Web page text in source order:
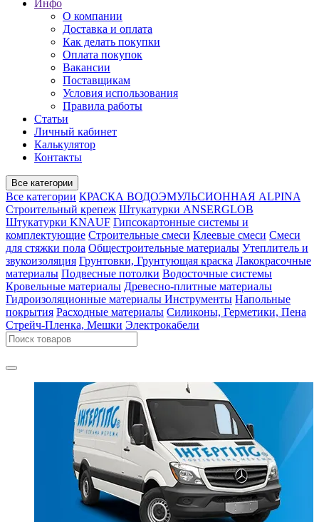
Инфо
О компании
Доставка и оплата
Как делать покупки
Оплата покупок
Вакансии
Поставщикам
Условия использования
Правила работы
Статьи
Личный кабинет
Калькулятор
Контакты
Все категории
Все категории КРАСКА ВОДОЭМУЛЬСИОННАЯ ALPINA
Строительный крепеж Штукатурки ANSERGLOB
Штукатурки KNAUF Гипсокартонные системы и
комплектующие Строительные смеси Клеевые смеси Смеси
для стяжки пола Общестроительные материалы Утеплитель и
звукоизоляция Грунтовки, Грунтующая краска Лакокрасочные
материалы Подвесные потолки Водосточные системы
Кровельные материалы Древесно-плитные материалы
Гидроизоляционные материалы Инструменты Напольные
покрытия Расходные материалы Силиконы, Герметики, Пена
Стрейч-Пленка, Мешки Электрокабели